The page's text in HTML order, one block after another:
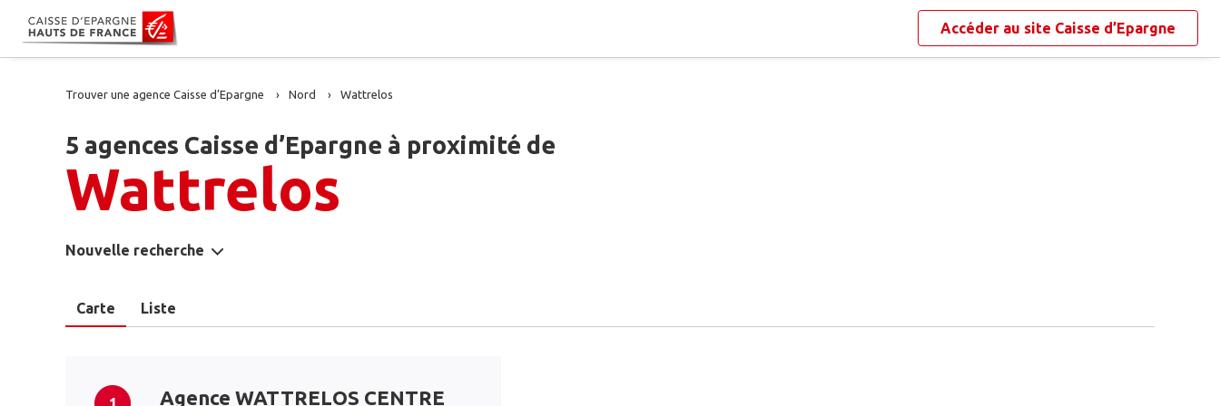
Accéder au site Caisse d’Epargne
Trouver une agence Caisse d’Epargne Nord Wattrelos
5 agences Caisse d’Epargne à proximité de
Wattrelos
Nouvelle recherche
Carte Liste
Agence WATTRELOS CENTRE